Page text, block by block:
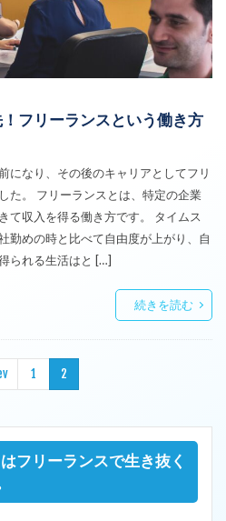
フリーランスという働き方
になり、その後のキャリアとしてフリ
た。 フリーランスとは、特定の企業
て収入を得る働き方です。 タイムス
勤めの時と比べて自由度が上がり、自
られる生活はと […]
続きを読む
1 2
フリーランスで生き抜く